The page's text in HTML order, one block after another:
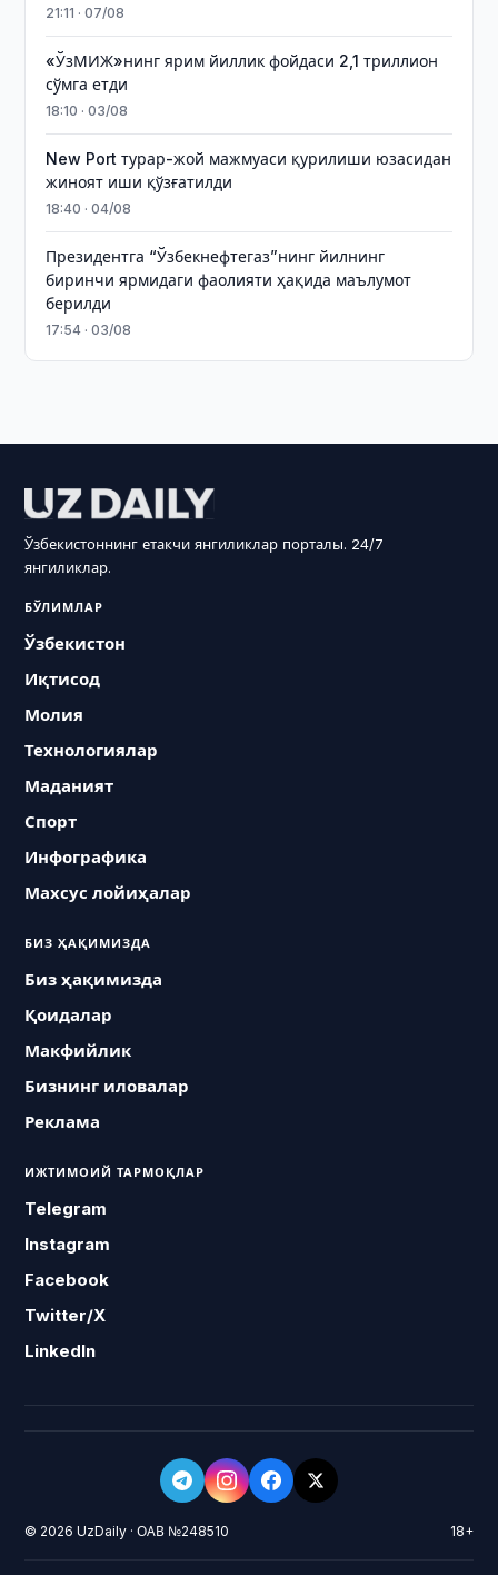
21:11 · 07/08
«ЎзМИЖ»нинг ярим йиллик фойдаси 2,1 триллион
сўмга етди
18:10 · 03/08
New Port турар-жой мажмуаси қурилиши юзасидан
жиноят иши қўзғатилди
18:40 · 04/08
Президентга “Ўзбекнефтегаз”нинг йилнинг
биринчи ярмидаги фаолияти ҳақида маълумот
берилди
17:54 · 03/08
Ўзбекистоннинг етакчи янгиликлар порталы. 24/7
янгиликлар.
БЎЛИМЛАР
Ўзбекистон
Иқтисод
Молия
Технологиялар
Маданият
Спорт
Инфографика
Махсус лойиҳалар
БИЗ ҲАҚИМИЗДА
Биз ҳақимизда
Қоидалар
Макфийлик
Бизнинг иловалар
Реклама
ИЖТИМОИЙ ТАРМОҚЛАР
Telegram
Instagram
Facebook
Twitter/X
LinkedIn
© 2026 UzDaily · ОАВ №248510 18+